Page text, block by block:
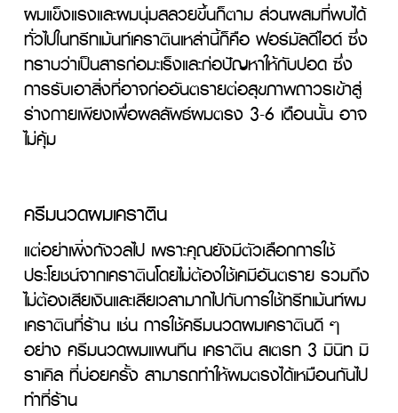
ผมแข็งแรงและผมนุ่มสลวยขึ้นก็ตาม ส่วนผสมที่พบได้
ทั่วไปในทรีทเม้นท์เคราตินเหล่านี้ก็คือ ฟอร์มัลดีไฮด์ ซึ่ง
ทราบว่าเป็นสารก่อมะเร็งและก่อปัญหาให้กับปอด ซึ่ง
การรับเอาสิ่งที่อาจก่ออันตรายต่อสุขภาพถาวรเข้าสู่
ร่างกายเพียงเพื่อผลลัพธ์ผมตรง 3-6 เดือนนั้น อาจ
ไม่คุ้ม
ครีมนวดผมเคราติน
แต่อย่าเพิ่งกังวลไป เพราะคุณยังมีตัวเลือกการใช้
ประโยชน์จากเคราตินโดยไม่ต้องใช้เคมีอันตราย รวมถึง
ไม่ต้องเสียเงินและเสียเวลามากไปกับการใช้ทรีทเม้นท์ผม
เคราตินที่ร้าน เช่น การใช้ครีมนวดผมเคราตินดี ๆ
อย่าง ครีมนวดผมแพนทีน เคราติน สเตรท 3 มินิท มิ
ราเคิล ที่บ่อยครั้ง สามารถทำให้ผมตรงได้เหมือนกันไป
ทำที่ร้าน